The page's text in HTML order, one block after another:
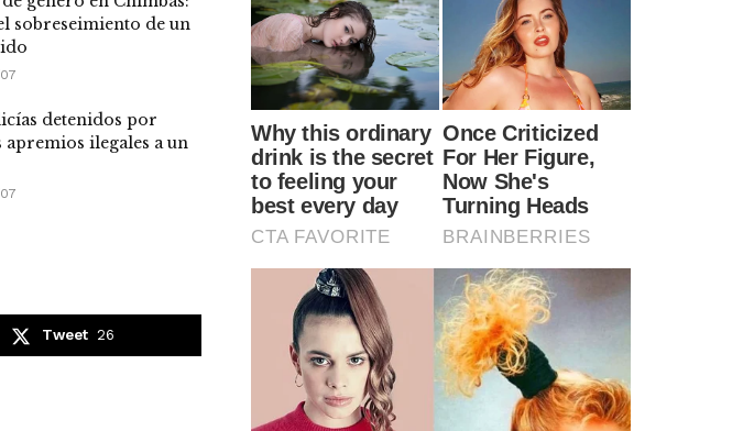
sobreseimiento de un
detenidos por
apremios ilegales a un
Tweet 26